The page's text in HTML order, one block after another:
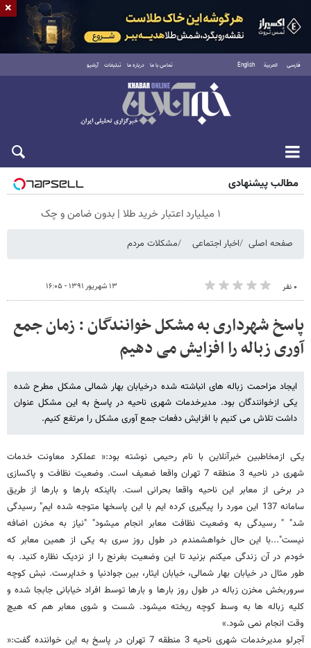
فارسی العربية English تماس با ما درباره ما تبلیغات آرشیو
جمعه ۱۶ مرداد ۱۴۰۵
مطالب پیشنهادی
۱ میلیارد اعتبار خرید طلا | بدون ضامن و چک
صفحه اصلی اخبار اجتماعی مشکلات مردم
۰ نفر ۱۳ شهریور ۱۳۹۱ - ۱۶:۰۵
پاسخ شهرداری به مشکل خوانندگان : زمان جمع
آوری زباله را افزایش می دهیم
ایجاد مزاحمت زباله های انباشته شده درخیابان بهار شمالی مشکل مطرح شده
یکی ازخوانندگان بود. مدیرخدمات شهری ناحیه در پاسخ به این مشکل عنوان
داشت تلاش می کنیم با افزایش دفعات جمع آوری مشکل را مرتفع کنیم.
یکی ازمخاطبین خبرآنلاین با نام رحیمی نوشته بود:« عملکرد معاونت خدمات
شهری در ناحیه 3 منطقه 7 تهران واقعا ضعیف است. وضعیت نظافت و پاکسازی
در برخی از معابر این ناحیه واقعا بحرانی است. بااینکه بارها و بارها از طریق
سامانه 137 این مورد را پیگیری کرده ایم با این پاسخها متوجه شده ایم" رسیدگی
شد" " رسیدگی به وضعیت نظافت معابر انجام میشود" "نیاز به مخزن اضافه
نیست"...با این حال خواهشمندم در طول روز سری به یکی از همین معابر که
خودم در آن زندگی میکنم بزنید تا این وضعیت بغرنج را از نزدیک نظاره کنید. به
طور مثال در خیابان بهار شمالی، خیابان ایثار، بین جوادنیا و خداپرست. نبش کوچه
سروربخش مخزن زباله در طول روز بارها و بارها توسط افراد خیابانی جابجا شده و
کلیه زباله ها به وسط کوچه ریخته میشود. شست و شوی معابر هم که هیچ
وقت انجام نمی شود.»
آجرلو مدیرخدمات شهری ناحیه 3 منطقه 7 تهران در پاسخ به این خواننده گفت:«
×